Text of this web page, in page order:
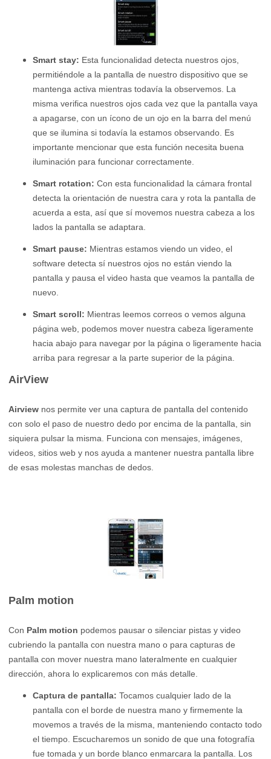
Smart stay: Esta funcionalidad detecta nuestros ojos,
permitiéndole a la pantalla de nuestro dispositivo que se
mantenga activa mientras todavía la observemos. La
misma verifica nuestros ojos cada vez que la pantalla vaya
a apagarse, con un ícono de un ojo en la barra del menú
que se ilumina si todavía la estamos observando. Es
importante mencionar que esta función necesita buena
iluminación para funcionar correctamente.
Smart rotation: Con esta funcionalidad la cámara frontal
detecta la orientación de nuestra cara y rota la pantalla de
acuerda a esta, así que sí movemos nuestra cabeza a los
lados la pantalla se adaptara.
Smart pause: Mientras estamos viendo un video, el
software detecta sí nuestros ojos no están viendo la
pantalla y pausa el video hasta que veamos la pantalla de
nuevo.
Smart scroll: Mientras leemos correos o vemos alguna
página web, podemos mover nuestra cabeza ligeramente
hacia abajo para navegar por la página o ligeramente hacia
arriba para regresar a la parte superior de la página.
AirView
Airview nos permite ver una captura de pantalla del contenido
con solo el paso de nuestro dedo por encima de la pantalla, sin
siquiera pulsar la misma. Funciona con mensajes, imágenes,
videos, sitios web y nos ayuda a mantener nuestra pantalla libre
de esas molestas manchas de dedos.
Palm motion
Con Palm motion podemos pausar o silenciar pistas y video
cubriendo la pantalla con nuestra mano o para capturas de
pantalla con mover nuestra mano lateralmente en cualquier
dirección, ahora lo explicaremos con más detalle.
Captura de pantalla: Tocamos cualquier lado de la
pantalla con el borde de nuestra mano y firmemente la
movemos a través de la misma, manteniendo contacto todo
el tiempo. Escucharemos un sonido de que una fotografía
fue tomada y un borde blanco enmarcara la pantalla. Los